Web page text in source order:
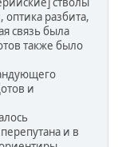
разбита,
связь была
также было
и
и в